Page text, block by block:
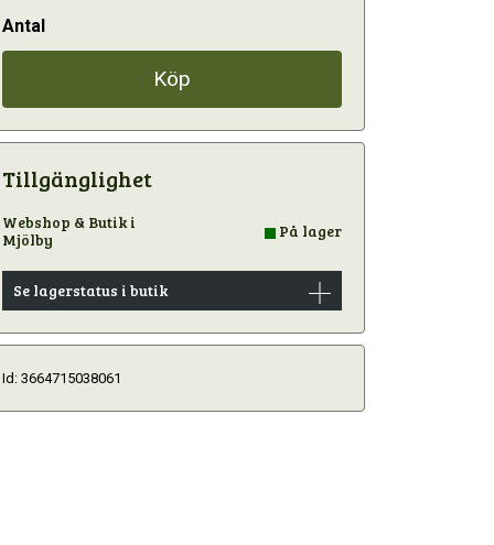
Antal
Köp
Tillgänglighet
Webshop & Butik i
Mjölby
På lager
Se lagerstatus i butik
Id: 3664715038061